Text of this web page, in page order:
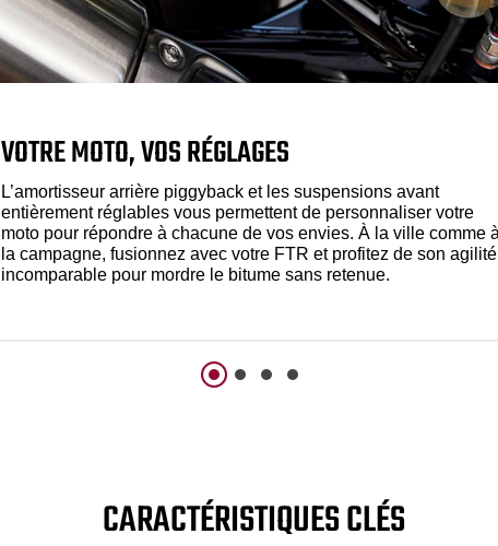
VOTRE MOTO, VOS RÉGLAGES
L’amortisseur arrière piggyback et les suspensions avant
entièrement réglables vous permettent de personnaliser votre
moto pour répondre à chacune de vos envies. À la ville comme à
la campagne, fusionnez avec votre FTR et profitez de son agilité
incomparable pour mordre le bitume sans retenue.
CARACTÉRISTIQUES CLÉS